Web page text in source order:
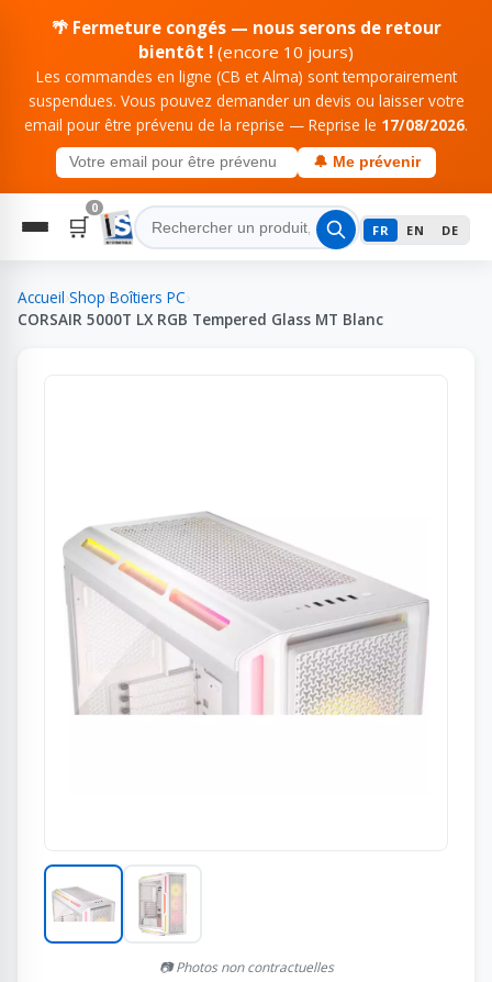
🌴 Fermeture congés — nous serons de retour
bientôt ! (encore 10 jours)
Les commandes en ligne (CB et Alma) sont temporairement
suspendues. Vous pouvez demander un devis ou laisser votre
email pour être prévenu de la reprise — Reprise le 17/08/2026.
🔔 Me prévenir
🛒
0
FR EN DE
Accueil Shop Boîtiers PC
CORSAIR 5000T LX RGB Tempered Glass MT Blanc
📷 Photos non contractuelles